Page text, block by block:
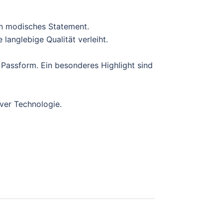
modisches Statement.
langlebige Qualität verleiht.
Ein besonderes Highlight sind
Technologie.